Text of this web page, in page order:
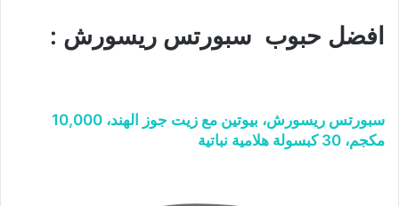
افضل حبوب سبورتس ريسورش :
سبورتس ريسورش، بيوتين مع زيت جوز الهند، 10,000
مكجم، 30 كبسولة هلامية نباتية